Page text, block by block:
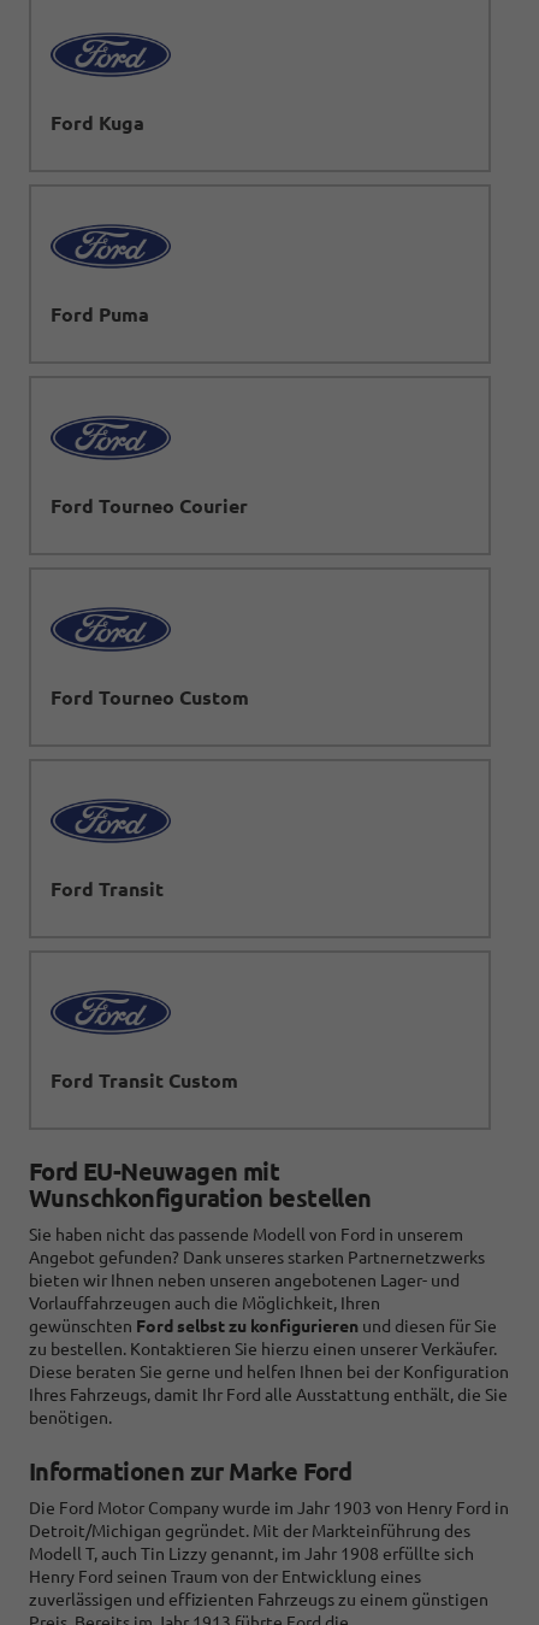
Ford Kuga
Ford Puma
Ford Tourneo Courier
Ford Tourneo Custom
Ford Transit
Ford Transit Custom
Ford EU-Neuwagen mit
Wunschkonfiguration bestellen
Sie haben nicht das passende Modell von Ford in unserem
Angebot gefunden? Dank unseres starken Partnernetzwerks
bieten wir Ihnen neben unseren angebotenen Lager- und
Vorlauffahrzeugen auch die Möglichkeit, Ihren
gewünschten Ford selbst zu konfigurieren und diesen für Sie
zu bestellen. Kontaktieren Sie hierzu einen unserer Verkäufer.
Diese beraten Sie gerne und helfen Ihnen bei der Konfiguration
Ihres Fahrzeugs, damit Ihr Ford alle Ausstattung enthält, die Sie
benötigen.
Informationen zur Marke Ford
Die Ford Motor Company wurde im Jahr 1903 von Henry Ford in
Detroit/Michigan gegründet. Mit der Markteinführung des
Modell T, auch Tin Lizzy genannt, im Jahr 1908 erfüllte sich
Henry Ford seinen Traum von der Entwicklung eines
zuverlässigen und effizienten Fahrzeugs zu einem günstigen